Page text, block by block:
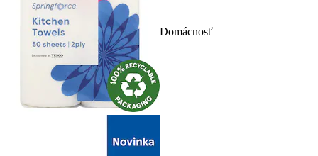
Domácnosť